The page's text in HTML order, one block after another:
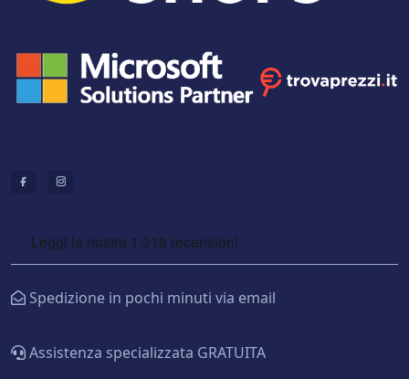
Spedizione in pochi minuti via email
Assistenza specializzata GRATUITA